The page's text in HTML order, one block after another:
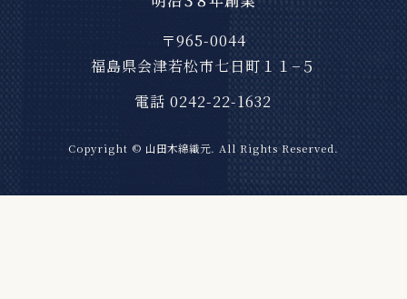
〒965-0044
福島県会津若松市七日町１１−５
電話 0242-22-1632
Copyright © 山田木綿織元. All Rights Reserved.